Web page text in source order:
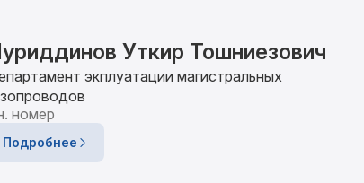
Уткир Тошниезович
экплуатации магистральных
номер
Подробнее